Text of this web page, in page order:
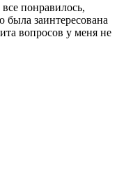
понравилось,
заинтересована
вопросов у меня не